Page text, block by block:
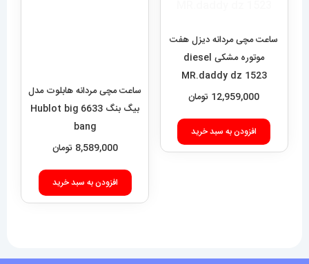
ساعت مچی مردانه دیزل هفت
موتوره مشکی diesel
MR.daddy dz 1523
12,959,000 تومان
افزودن به سبد خرید
8,589,000 تومان
افزودن به سبد خرید